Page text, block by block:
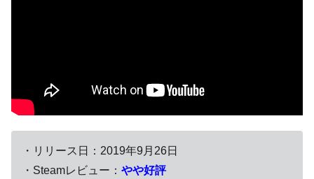
・リリース日：2019年9月26日
・Steamレビュー： やや好評